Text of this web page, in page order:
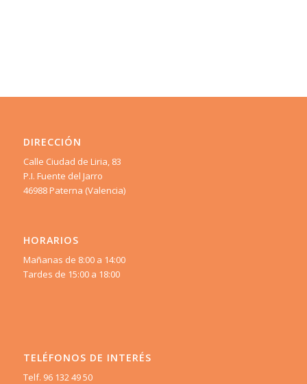
DIRECCIÓN
Calle Ciudad de Liria, 83
P.I. Fuente del Jarro
46988 Paterna (Valencia)
HORARIOS
Mañanas de 8:00 a 14:00
Tardes de 15:00 a 18:00
TELÉFONOS DE INTERÉS
Telf. 96 132 49 50